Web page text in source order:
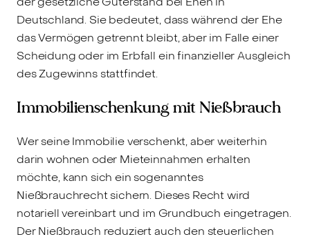
Deutschland. Sie bedeutet, dass während der Ehe
das Vermögen getrennt bleibt, aber im Falle einer
Scheidung oder im Erbfall ein finanzieller Ausgleich
des Zugewinns stattfindet.
Immobilienschenkung mit Nießbrauch
Wer seine Immobilie verschenkt, aber weiterhin
darin wohnen oder Mieteinnahmen erhalten
möchte, kann sich ein sogenanntes
Nießbrauchrecht sichern. Dieses Recht wird
notariell vereinbart und im Grundbuch eingetragen.
Der Nießbrauch reduziert auch den steuerlichen